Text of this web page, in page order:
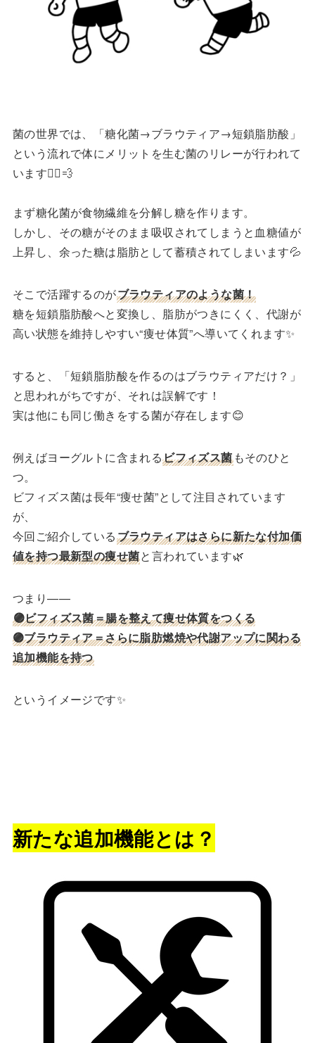
菌の世界では、「糖化菌→ブラウティア→短鎖脂肪酸」
という流れで体にメリットを生む菌のリレーが行われて
います🏃‍♀️💨
まず糖化菌が食物繊維を分解し糖を作ります。
しかし、その糖がそのまま吸収されてしまうと血糖値が
上昇し、余った糖は脂肪として蓄積されてしまいます💦
そこで活躍するのがブラウティアのような菌！
糖を短鎖脂肪酸へと変換し、脂肪がつきにくく、代謝が
高い状態を維持しやすい“痩せ体質”へ導いてくれます✨
すると、「短鎖脂肪酸を作るのはブラウティアだけ？」
と思われがちですが、それは誤解です！
実は他にも同じ働きをする菌が存在します😊
例えばヨーグルトに含まれるビフィズス菌もそのひと
つ。
ビフィズス菌は長年“痩せ菌”として注目されています
が、
今回ご紹介しているブラウティアはさらに新たな付加価
値を持つ最新型の痩せ菌と言われています🌿
つまり——
🟣ビフィズス菌＝腸を整えて痩せ体質をつくる
🟣ブラウティア＝さらに脂肪燃焼や代謝アップに関わる
追加機能を持つ
というイメージです✨
新たな追加機能とは？